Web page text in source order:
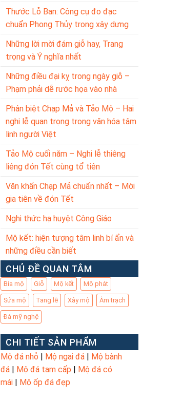
Thước Lỗ Ban: Công cụ đo đạc
chuẩn Phong Thủy trong xây dựng
Những lời mời đám giỗ hay, Trang
trọng và Ý nghĩa nhất
Những điều đại kỵ trong ngày giỗ –
Phạm phải dễ rước họa vào nhà
Phân biệt Chạp Mả và Tảo Mộ – Hai
nghi lễ quan trọng trong văn hóa tâm
linh người Việt
Tảo Mộ cuối năm – Nghi lễ thiêng
liêng đón Tết cùng tổ tiên
Văn khấn Chạp Mả chuẩn nhất – Mời
gia tiên về đón Tết
Nghi thức hạ huyệt Công Giáo
Mộ kết: hiện tượng tâm linh bí ẩn và
những điều cần biết
CHỦ ĐỀ QUAN TÂM
Bia mộ Giỗ Mộ kết Mộ phát
Sửa mộ Tang lễ Xây mộ Âm trạch
Đá mỹ nghệ
CHI TIẾT SẢN PHẨM
Mộ đá nhỏ | Mộ ngai đá | Mộ bành
đá | Mộ đá tam cấp | Mộ đá có
mái | Mộ ốp đá đẹp